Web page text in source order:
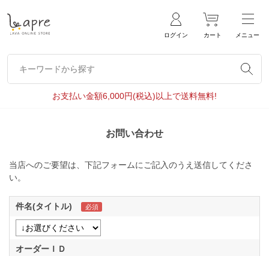
ログイン カート メニュー
キーワードから探す
キーワードから探す
お支払い金額6,000円(税込)以上で送料無料!
お問い合わせ
当店へのご要望は、下記フォームにご記入のうえ送信してくださ
い。
件名(タイトル)
オーダーＩＤ